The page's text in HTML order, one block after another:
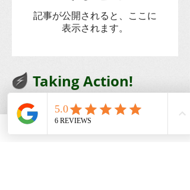
記事が公開されると、ここに
表示されます。
Taking Action!
Our Global Eco Army, Navy and Air Force are
the long awaited solution for our Ecosystem